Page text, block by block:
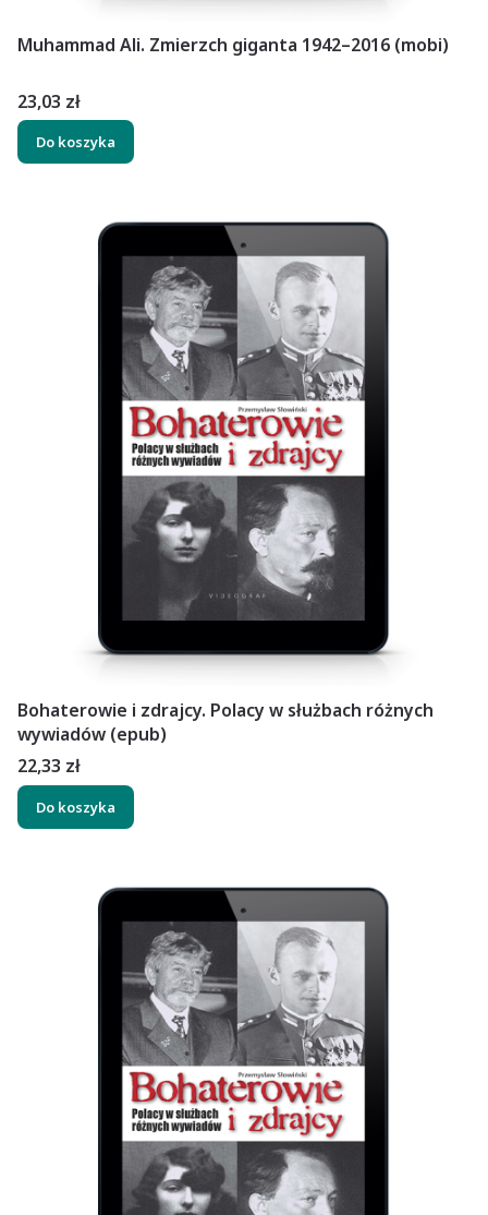
Muhammad Ali. Zmierzch giganta 1942–2016 (mobi)
Cena
23,03 zł
Do koszyka
Bohaterowie i zdrajcy. Polacy w służbach różnych
wywiadów (epub)
Cena
22,33 zł
Do koszyka